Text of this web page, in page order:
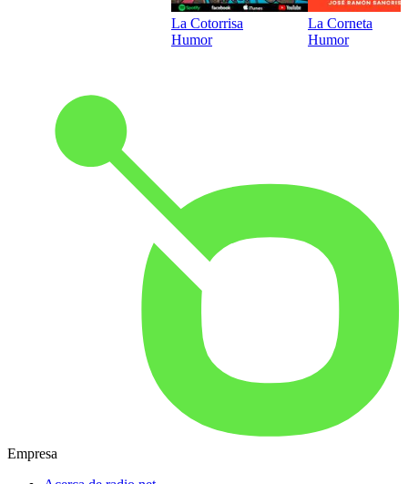
La Cotorrisa
Humor
La Corneta
Humor
Empresa